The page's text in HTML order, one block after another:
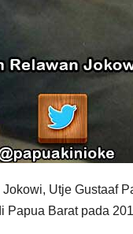
Utje Gustaaf
Papua Barat pada